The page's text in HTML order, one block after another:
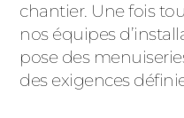
chantier. Une fois
nos équipes
pose des
des exigences